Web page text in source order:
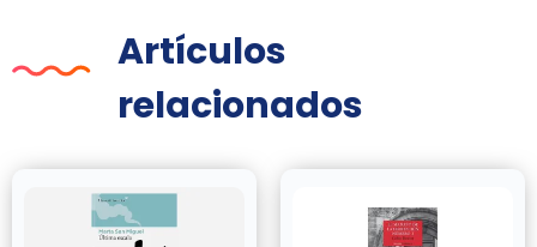
Artículos
relacionados